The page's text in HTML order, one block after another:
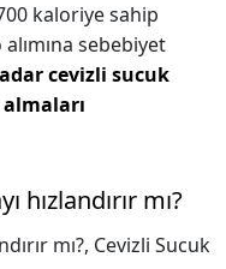
kaloriye sahip
sebebiyet
cevizli sucuk
hızlandırır mı?
mı?, Cevizli Sucuk